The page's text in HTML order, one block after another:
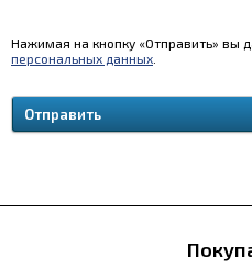
Нажимая на кнопку «Отправить» вы
персональных данных